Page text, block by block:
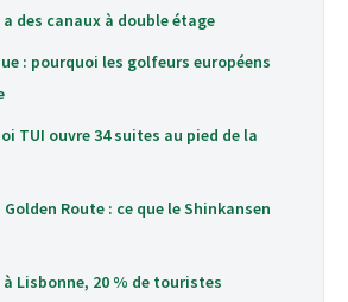
des canaux à double étage
: pourquoi les golfeurs européens
TUI ouvre 34 suites au pied de la
Route : ce que le Shinkansen
Lisbonne, 20 % de touristes